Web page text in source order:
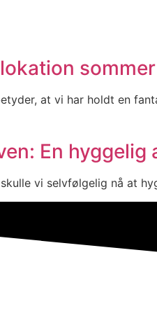
at vi har holdt en
En
vi selvfølgelig nå at